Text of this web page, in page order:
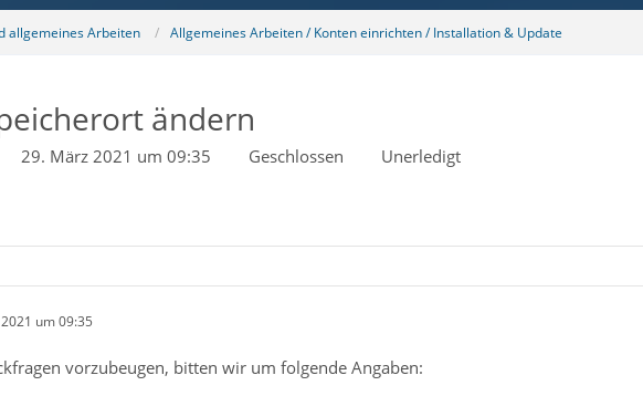
allgemeines Arbeiten Allgemeines Arbeiten / Konten einrichten / Installation & Update
ändern
29. März 2021 um 09:35 Geschlossen Unerledigt
um 09:35
vorzubeugen, bitten wir um folgende Angaben: